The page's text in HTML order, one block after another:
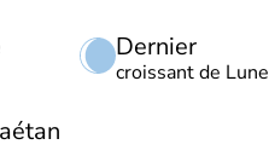
Dernier
croissant de Lune